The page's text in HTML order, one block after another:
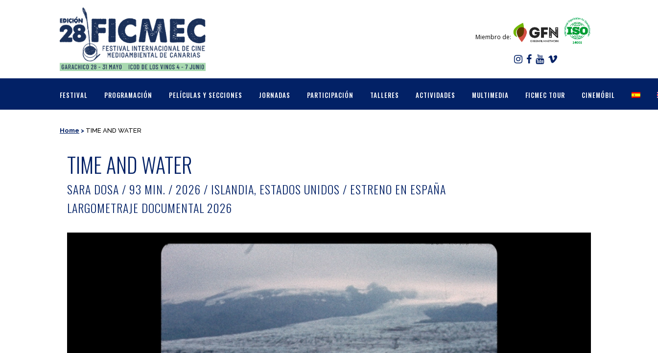
Miembro de:
FESTIVAL PROGRAMACIÓN PELÍCULAS Y SECCIONES JORNADAS PARTICIPACIÓN TALLERES ACTIVIDADES MULTIMEDIA FICMEC TOUR CINEMÓBIL
Home > TIME AND WATER
TIME AND WATER
SARA DOSA / 93 MIN. / 2026 / ISLANDIA, ESTADOS UNIDOS / ESTRENO EN ESPAÑA
LARGOMETRAJE DOCUMENTAL 2026